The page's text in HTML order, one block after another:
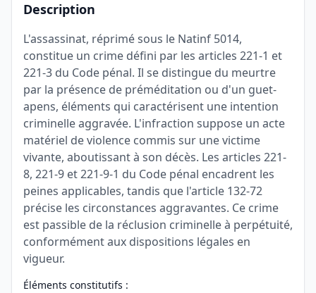
Description
L'assassinat, réprimé sous le Natinf 5014,
constitue un crime défini par les articles 221-1 et
221-3 du Code pénal. Il se distingue du meurtre
par la présence de préméditation ou d'un guet-
apens, éléments qui caractérisent une intention
criminelle aggravée. L'infraction suppose un acte
matériel de violence commis sur une victime
vivante, aboutissant à son décès. Les articles 221-
8, 221-9 et 221-9-1 du Code pénal encadrent les
peines applicables, tandis que l'article 132-72
précise les circonstances aggravantes. Ce crime
est passible de la réclusion criminelle à perpétuité,
conformément aux dispositions légales en
vigueur.
Éléments constitutifs :